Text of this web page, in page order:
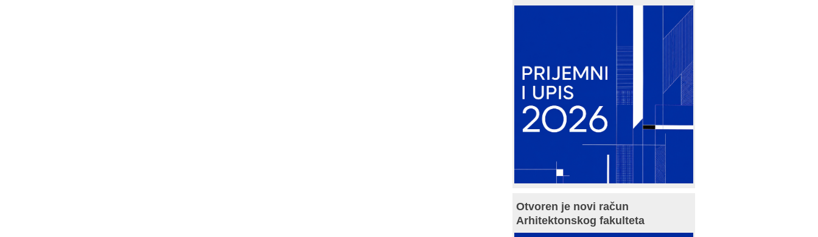
Otvoren je novi račun
Arhitektonskog fakulteta